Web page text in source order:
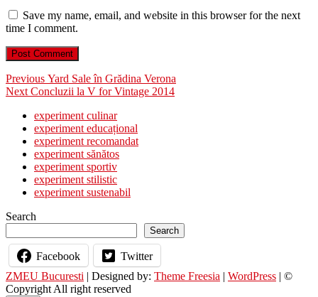
Save my name, email, and website in this browser for the next
time I comment.
Post
navigation
Previous Previous
post:
Yard Sale în Grădina Verona
Next Next
Concluzii la V for Vintage 2014
experiment culinar
experiment educațional
experiment recomandat
experiment sănătos
experiment sportiv
experiment stilistic
experiment sustenabil
Search
Search
Facebook
Twitter
ZMEU Bucuresti | Designed by: Theme Freesia | WordPress | ©
Copyright All right reserved